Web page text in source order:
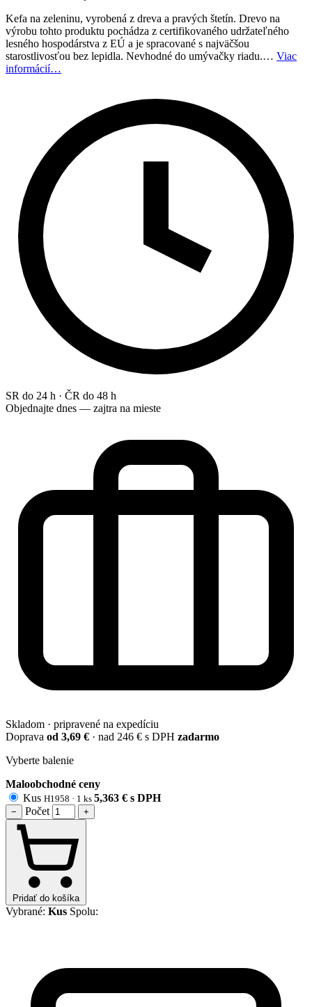
Kefa na zeleninu, vyrobená z dreva a pravých štetín. Drevo na
výrobu tohto produktu pochádza z certifikovaného udržateľného
lesného hospodárstva z EÚ a je spracované s najväčšou
starostlivosťou bez lepidla. Nevhodné do umývačky riadu.… Viac
informácií…
SR do 24 h · ČR do 48 h
Objednajte dnes — zajtra na mieste
Skladom · pripravené na expedíciu
Doprava od 3,69 € · nad 246 € s DPH zadarmo
Vyberte balenie
Maloobchodné ceny
Kus H1958 · 1 ks 5,363 € s DPH
− Počet +
Pridať do košíka
Vybrané: Kus Spolu: